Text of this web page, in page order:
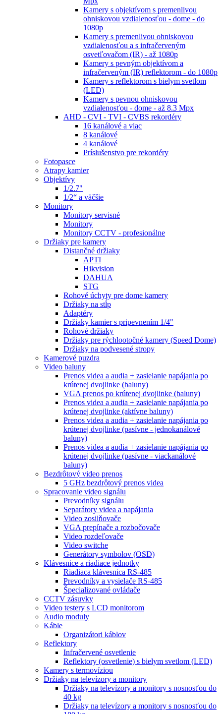
Kamery s objektívom s premenlivou
ohniskovou vzdialenosťou - dome - do
1080p
Kamery s premenlivou ohniskovou
vzdialenosťou a s infračerveným
osvetľovačom (IR) - až 1080p
Kamery s pevným objektívom a
infračerveným (IR) reflektorom - do 1080p
Kamery s reflektorom s bielym svetlom
(LED)
Kamery s pevnou ohniskovou
vzdialenosťou - dome - až 8.3 Mpx
AHD - CVI - TVI - CVBS rekordéry
16 kanálové a viac
8 kanálové
4 kanálové
Príslušenstvo pre rekordéry
Fotopasce
Atrapy kamier
Objektívy
1/2.7"
1/2“ a väčšie
Monitory
Monitory servisné
Monitory
Monitory CCTV - profesionálne
Držiaky pre kamery
Distančné držiaky
APTI
Hikvision
DAHUA
STG
Rohové úchyty pre dome kamery
Držiaky na stĺp
Adaptéry
Držiaky kamier s pripevnením 1/4"
Rohové držiaky
Držiaky pre rýchlootočné kamery (Speed Dome)
Držiaky na podvesené stropy
Kamerové puzdra
Video baluny
Prenos videa a audia + zasielanie napájania po
krútenej dvojlinke (baluny)
VGA prenos po krútenej dvojlinke (baluny)
Prenos videa a audia + zasielanie napájania po
krútenej dvojlinke (aktívne baluny)
Prenos videa a audia + zasielanie napájania po
krútenej dvojlinke (pasívne - jednokanálové
baluny)
Prenos videa a audia + zasielanie napájania po
krútenej dvojlinke (pasívne - viackanálové
baluny)
Bezdrôtový video prenos
5 GHz bezdrôtový prenos videa
Spracovanie video signálu
Prevodníky signálu
Separátory videa a napájania
Video zosilňovače
VGA prepínače a rozbočovače
Video rozdeľovače
Video switche
Generátory symbolov (OSD)
Klávesnice a riadiace jednotky
Riadiaca klávesnica RS-485
Prevodníky a vysielače RS-485
Špecializované ovládače
CCTV zásuvky
Video testery s LCD monitorom
Audio moduly
Káble
Organizátori káblov
Reflektory
Infračervené osvetlenie
Reflektory (osvetlenie) s bielym svetlom (LED)
Kamery s termovíziou
Držiaky na televízory a monitory
Držiaky na televízory a monitory s nosnosťou do
40 kg
Držiaky na televízory a monitory s nosnosťou do